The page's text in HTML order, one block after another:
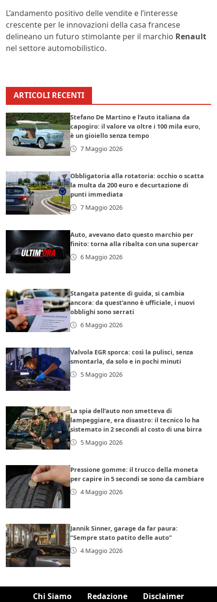
L’andamento positivo delle vendite e l’interesse
crescente per le innovazioni della casa francese
delineano un futuro stimolante per il marchio Renault
nel settore automobilistico.
ARTICOLI RECENTI
Stefano De Martino e l’auto italiana da
capogiro: il valore va oltre i 100 mila euro,
è un gioiello senza tempo
7 Maggio 2026
Obbligatoria alla rotatoria: occhio o scatta
la multa da 200 euro e decurtazione di
punti immediata
7 Maggio 2026
Auto, avevano dato questo marchio per
finito: torna alla ribalta con una supercar
6 Maggio 2026
Stangata patente di guida, si cambia
ancora: da quest’anno è ufficiale, i nuovi
obblighi sono serrati
6 Maggio 2026
Valvola EGR sporca: così la pulisci, senza
smontarla, da solo e in pochi minuti
5 Maggio 2026
La spia dell’auto non smetteva di
lampeggiare, era disastro: il tecnico lo ha
sistemato in 2 secondi al costo di una birra
5 Maggio 2026
Pressione gomme: il trucco della moneta
per capire in 5 secondi se sono da cambiare
4 Maggio 2026
Jannik Sinner, garage da far paura:
“Sempre stato patito delle auto”
4 Maggio 2026
Chi Siamo Redazione Disclaimer